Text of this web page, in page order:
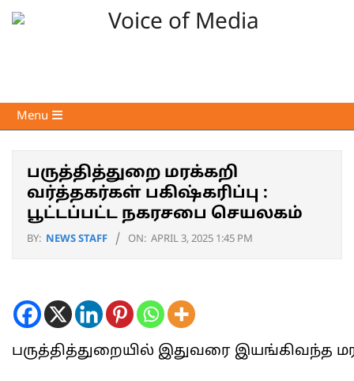
Skip
Voice
of
Primary
Navigation
Menu
பருத்தித்துறை மரக்கறி
வர்த்தகர்கள் பகிஷ்கரிப்பு :
பூட்டப்பட்ட நகரசபை செயலகம்
BY: NEWS STAFF ON: APRIL 3, 2025 1:45 PM
பருத்தித்துறையில் இதுவரை இயங்கிவந்த